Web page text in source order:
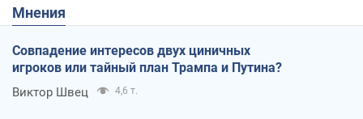
Мнения
Совпадение интересов двух циничных
игроков или тайный план Трампа и Путина?
Виктор Швец 4,6 т.